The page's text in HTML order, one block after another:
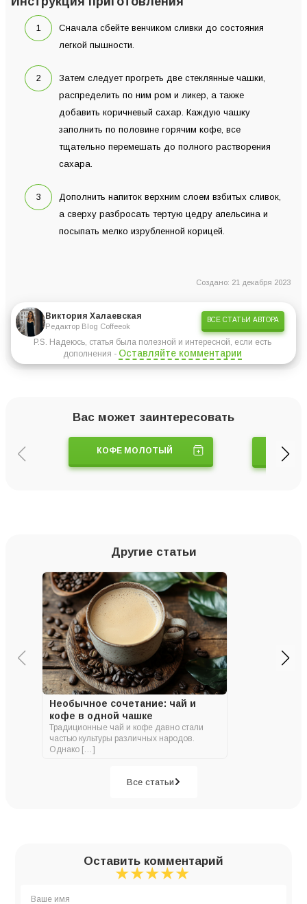
Сначала сбейте венчиком сливки до состояния
легкой пышности.
Затем следует прогреть две стеклянные чашки,
распределить по ним ром и ликер, а также
добавить коричневый сахар. Каждую чашку
заполнить по половине горячим кофе, все
тщательно перемешать до полного растворения
сахара.
Дополнить напиток верхним слоем взбитых сливок,
а сверху разбросать тертую цедру апельсина и
посыпать мелко изрубленной корицей.
Создано: 21 декабря 2023
Виктория Халаевская
Редактор Blog Coffeeok
ВСЕ СТАТЬИ АВТОРА
P.S. Надеюсь, статья была полезной и интересной, если есть
дополнения - Оставляйте комментарии
Вас может заинтересовать
КОФЕ МОЛОТЫЙ
Другие статьи
Необычное сочетание: чай и
кофе в одной чашке
Традиционные чай и кофе давно стали
частью культуры различных народов.
Однако […]
Все статьи
Оставить комментарий
★
★★
★★★
★★★★
★★★★★